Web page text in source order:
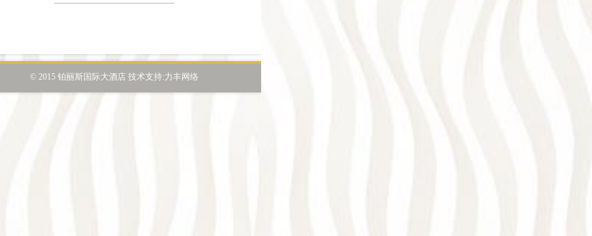
© 2015 铂丽斯国际大酒店 技术支持:力丰网络